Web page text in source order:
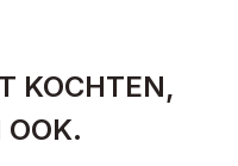
KOCHTEN,
OOK.